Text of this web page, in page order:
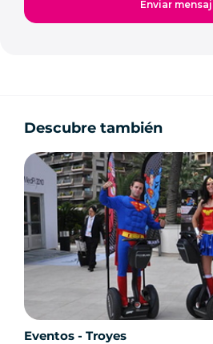
Descubre también
Eventos - Troyes